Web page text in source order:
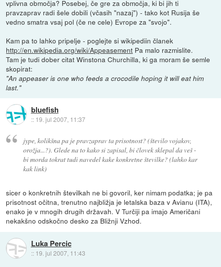
vplivna območja? Posebej, če gre za območja, ki bi jih ti
pravzaprav radi šele dobili (včasih "nazaj") - tako kot Rusija še
vedno smatra vsaj pol (če ne cele) Evrope za "svojo".
Kam pa to lahko pripelje - poglejte si wikipediin članek
http://en.wikipedia.org/wiki/Appeasement Pa malo razmislite.
Tam je tudi dober citat Winstona Churchilla, ki ga moram še semle
skopirat:
"An appeaser is one who feeds a crocodile hoping it will eat him
last."
bluefish
:: 19. jul 2007, 11:37
jype, kolikšna pa je pravzaprav ta prisotnost? (število vojakov,
orožja...?). Glede na to kako si zapisal, bi človek sklepal da veš -
bi morda tokrat tudi navedel kake konkretne številke? (lahko kar
kak link)
sicer o konkretnih številkah ne bi govoril, ker nimam podatka; je pa
prisotnost očitna, trenutno najbližja je letalska baza v Avianu (ITA),
enako je v mnogih drugih državah. V Turčiji pa imajo Američani
nekakšno odskočno desko za Bližnji Vzhod.
Luka Percic
:: 19. jul 2007, 11:43